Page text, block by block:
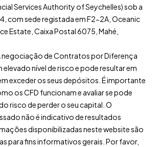
Services Authority of Seychelles) sob a
com sede registada em F2-2A, Oceanic
Estate, Caixa Postal 6075, Mahé,
negociação de Contratos por Diferença
elevado nível de risco e pode resultar em
exceder os seus depósitos. É importante
os CFD funcionam e avaliar se pode
risco de perder o seu capital. O
não é indicativo de resultados
disponibilizadas neste website são
para fins informativos gerais. Por favor,